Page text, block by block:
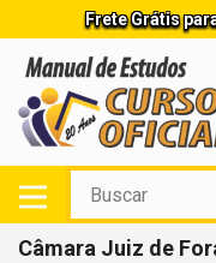
Frete Grátis
Câmara Juiz de